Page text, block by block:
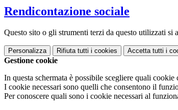
Rendicontazione sociale
Questo sito o gli strumenti terzi da questo utilizzati
Personalizza Rifiuta tutti i cookies Accetta tutti i
Gestione cookie
In questa schermata è possibile scegliere quali cookie
I cookie necessari sono quelli che consentono il
Per conoscere quali sono i cookie necessari al